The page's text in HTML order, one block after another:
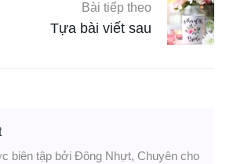
Bài tiếp theo
Tựa bài viết sau
biên tập bởi Đông Nhựt, Chuyên cho